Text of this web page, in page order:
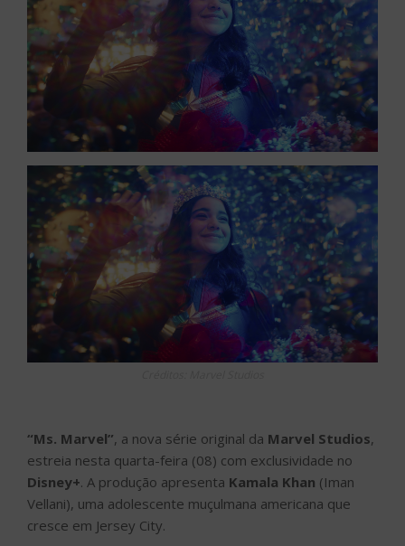
“Ms. Marvel”, a nova série original da Marvel Studios,
estreia nesta quarta-feira (08) com exclusividade no
Disney+. A produção apresenta Kamala Khan (Iman
Vellani), uma adolescente muçulmana americana que
cresce em Jersey City.